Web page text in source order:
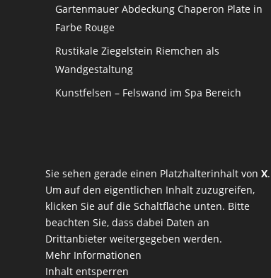
Gartenmauer Abdeckung Chaperon Plate in
Farbe Rouge
Rustikale Ziegelstein Riemchen als
Wandgestaltung
Kunstfelsen – Felswand im Spa Bereich
Sie sehen gerade einen Platzhalterinhalt von X.
Um auf den eigentlichen Inhalt zuzugreifen,
klicken Sie auf die Schaltfläche unten. Bitte
beachten Sie, dass dabei Daten an
Drittanbieter weitergegeben werden.
Mehr Informationen
Inhalt entsperren